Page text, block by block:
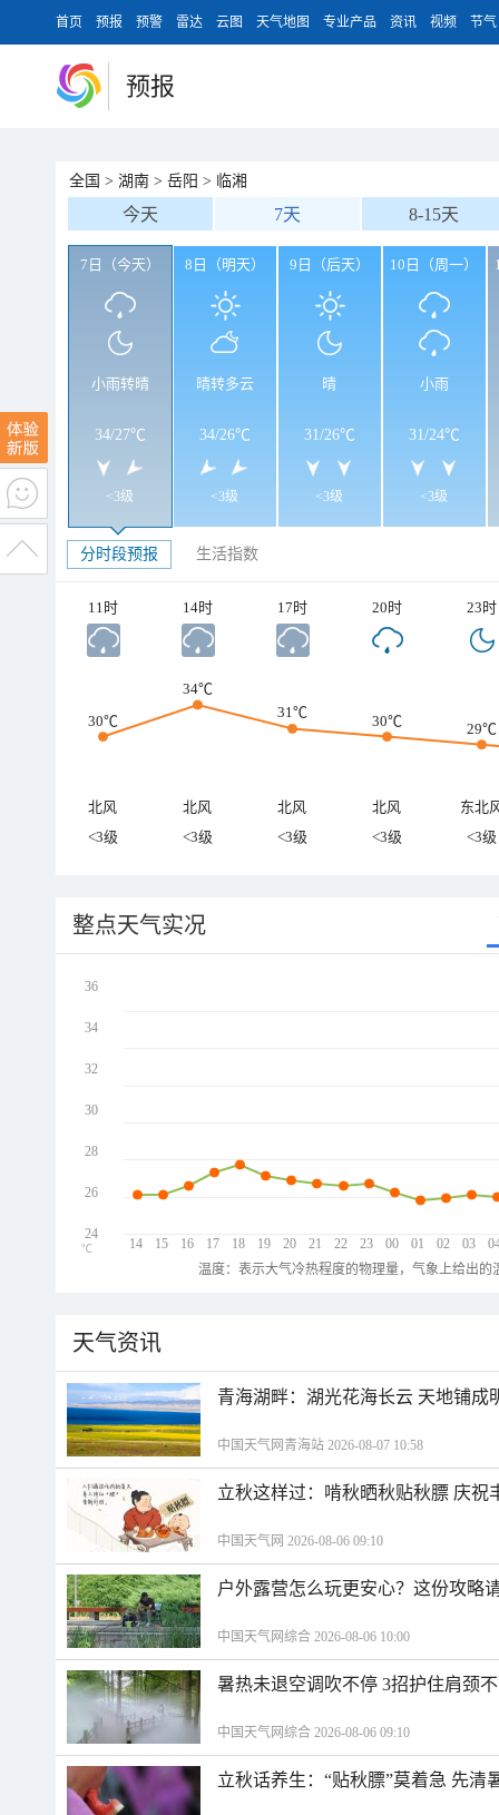
首页 预报 预警 雷达 云图 天气地图 专业产品 资讯 视频 节气
预报
全国 > 湖南 > 岳阳 > 临湘
今天 7天 8-15天
7日（今天）
小雨转晴
34/27℃
<3级
8日（明天）
晴转多云
34/26℃
<3级
9日（后天）
晴
31/26℃
<3级
10日（周一）
小雨
31/24℃
<3级
分时段预报 生活指数
11时 14时 17时 20时 23时
30℃
34℃
31℃
30℃ 29℃
北风 北风 北风 北风
东北
<3级
<3级 <3级 <3级 <3级
整点天气实况
14 15 16 17 18 19 20 21 22 23 00 01 02 03
36
34
32
30
28
26
24
℃
温度：表示大气冷热程度的物理量，气象上给出
天气资讯
青海湖畔：湖光花海长云 天地铺成
中国天气网青海站 2026-08-07 10:58
立秋这样过：啃秋晒秋贴秋膘 庆祝
中国天气网 2026-08-06 09:10
户外露营怎么玩更安心？这份攻略
中国天气网综合 2026-08-06 10:00
暑热未退空调吹不停 3招护住肩颈
中国天气网综合 2026-08-06 09:10
立秋话养生：“贴秋膘”莫着急 先清